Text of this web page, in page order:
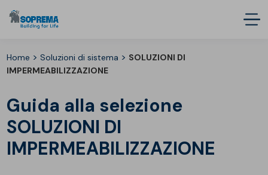
Home >Soluzioni di sistema > SOLUZIONI DI
IMPERMEABILIZZAZIONE
Guida alla selezione
SOLUZIONI DI
IMPERMEABILIZZAZIONE